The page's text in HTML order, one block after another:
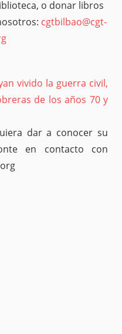
o donar libros
cgtbilbao@cgt-
vivido la guerra civil,
de los años 70 y
dar a conocer su
en contacto con